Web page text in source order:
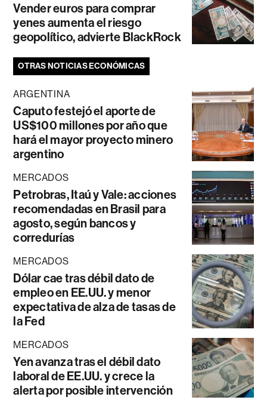
Vender euros para comprar
yenes aumenta el riesgo
geopolítico, advierte BlackRock
OTRAS NOTICIAS ECONÓMICAS
ARGENTINA
Caputo festejó el aporte de
US$100 millones por año que
hará el mayor proyecto minero
argentino
MERCADOS
Petrobras, Itaú y Vale: acciones
recomendadas en Brasil para
agosto, según bancos y
corredurías
MERCADOS
Dólar cae tras débil dato de
empleo en EE.UU. y menor
expectativa de alza de tasas de
la Fed
MERCADOS
Yen avanza tras el débil dato
laboral de EE.UU. y crece la
alerta por posible intervención